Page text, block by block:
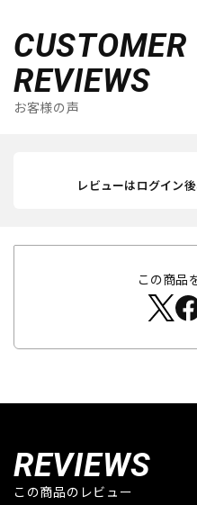
CUSTOMER
REVIEWS
お客様の声
レビューはログイン
この商品
REVIEWS
この商品のレビュー